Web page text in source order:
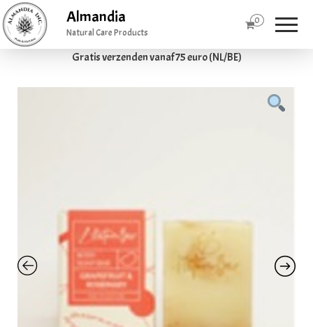
Gratis verzenden vanaf 75 euro (NL/BE)
Almandia
Natural Care Products
0